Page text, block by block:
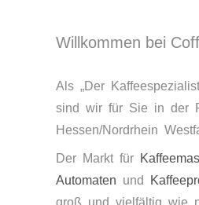
Willkommen bei
Als „Der
sind wir für Sie in der
Hessen/Nordrhein
Der Markt für
Automaten und
groß und vielfältig wie